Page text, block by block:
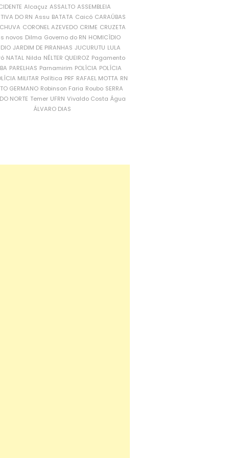
Alcaçuz ASSALTO ASSEMBLEIA
DO RN Assu BATATA Caicó CARAÚBAS
CORONEL AZEVEDO CRIME CRUZETA
novos Dilma Governo do RN HOMICÍDIO
JARDIM DE PIRANHAS JUCURUTU LULA
NATAL Nilda NÉLTER QUEIROZ Pagamento
PARELHAS Parnamirim POLÍCIA POLÍCIA
MILITAR Política PRF RAFAEL MOTTA RN
GERMANO Robinson Faria Roubo SERRA
NORTE Temer UFRN Vivaldo Costa Água
ÁLVARO DIAS